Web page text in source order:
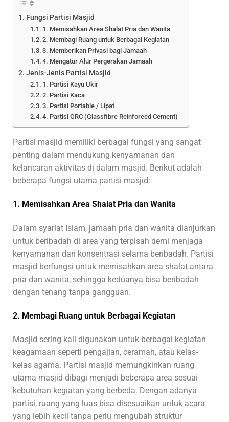
Fungsi Partisi Masjid
1. Memisahkan Area Shalat Pria dan Wanita
2. Membagi Ruang untuk Berbagai Kegiatan
3. Memberikan Privasi bagi Jamaah
4. Mengatur Alur Pergerakan Jamaah
Jenis-Jenis Partisi Masjid
1. Partisi Kayu Ukir
2. Partisi Kaca
3. Partisi Portable / Lipat
4. Partisi GRC (Glassfibre Reinforced Cement)
Partisi masjid memiliki berbagai fungsi yang sangat
penting dalam mendukung kenyamanan dan
kelancaran aktivitas di dalam masjid. Berikut adalah
beberapa fungsi utama partisi masjid:
1. Memisahkan Area Shalat Pria dan Wanita
Dalam syariat Islam, jamaah pria dan wanita dianjurkan
untuk beribadah di area yang terpisah demi menjaga
kenyamanan dan konsentrasi selama beribadah. Partisi
masjid berfungsi untuk memisahkan area shalat antara
pria dan wanita, sehingga keduanya bisa beribadah
dengan tenang tanpa gangguan.
2. Membagi Ruang untuk Berbagai Kegiatan
Masjid sering kali digunakan untuk berbagai kegiatan
keagamaan seperti pengajian, ceramah, atau kelas-
kelas agama. Partisi masjid memungkinkan ruang
utama masjid dibagi menjadi beberapa area sesuai
kebutuhan kegiatan yang berbeda. Dengan adanya
partisi, ruang yang luas bisa disesuaikan untuk acara
yang lebih kecil tanpa perlu mengubah struktur